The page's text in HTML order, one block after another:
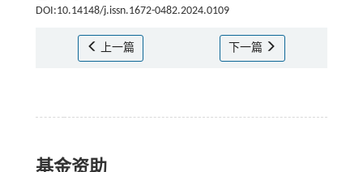
DOI:10.14148/j.issn.1672-0482.2024.0109
上一篇 下一篇
基金资助